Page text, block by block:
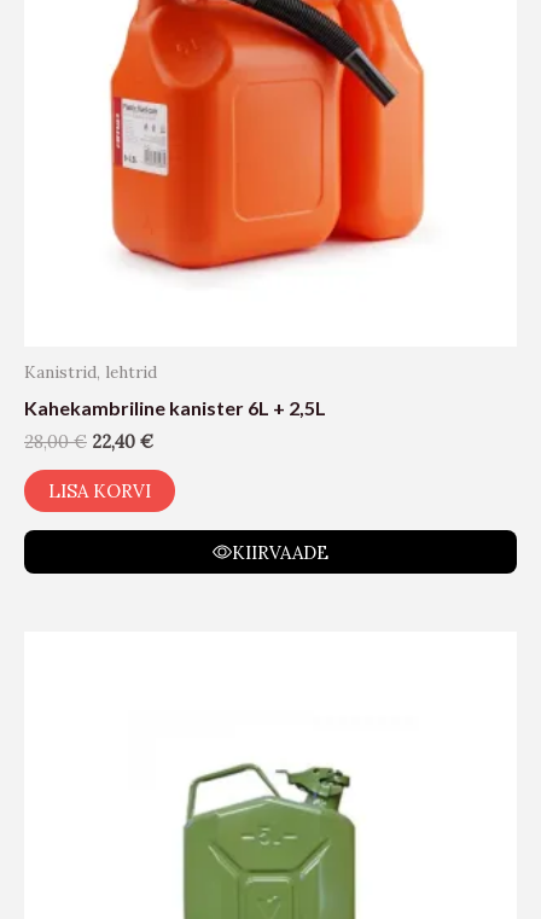
Kanistrid, lehtrid
Kahekambriline kanister 6L + 2,5L
28,00€ 22,40 €
LISA KORVI
KIIRVAADE